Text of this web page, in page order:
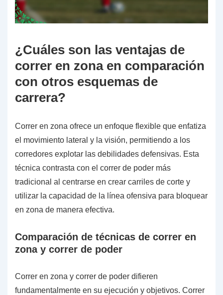
¿Cuáles son las ventajas de
correr en zona en comparación
con otros esquemas de
carrera?
Correr en zona ofrece un enfoque flexible que enfatiza
el movimiento lateral y la visión, permitiendo a los
corredores explotar las debilidades defensivas. Esta
técnica contrasta con el correr de poder más
tradicional al centrarse en crear carriles de corte y
utilizar la capacidad de la línea ofensiva para bloquear
en zona de manera efectiva.
Comparación de técnicas de correr en
zona y correr de poder
Correr en zona y correr de poder difieren
fundamentalmente en su ejecución y objetivos. Correr